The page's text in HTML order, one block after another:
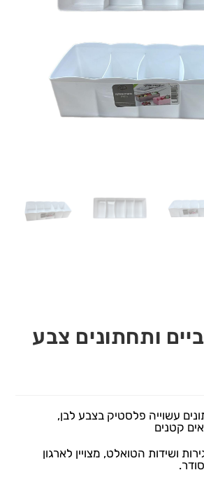
ותחתונים צבע
עשוייה פלסטיק בצבע לבן,
קטנים
ושידות הטואלט, מצויין לארגון